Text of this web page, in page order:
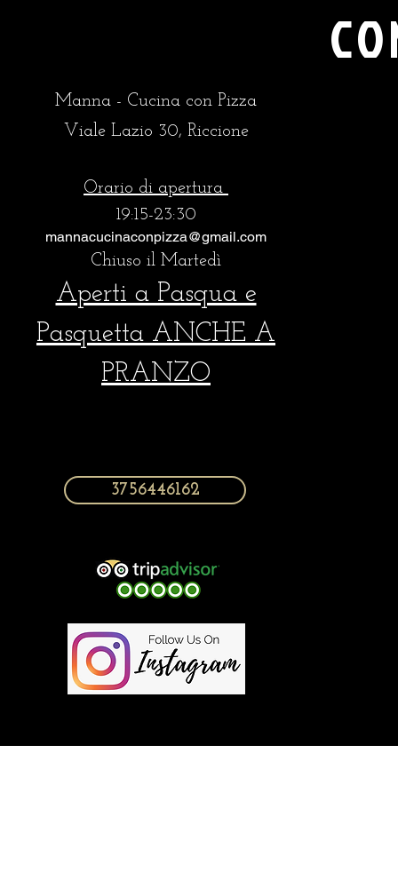
Manna - Cucina con Pizza
Viale Lazio 30, Riccione
Orario di apertura
19:15-23:30
mannacucinaconpizza@gmail.com
Chiuso il Martedì
Aperti a Pasqua e
Pasquetta ANCHE A
PRANZO
3756446162